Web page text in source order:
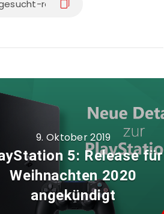
9. Oktober 2019
5: Release für
Weihnachten 2020
angekündigt